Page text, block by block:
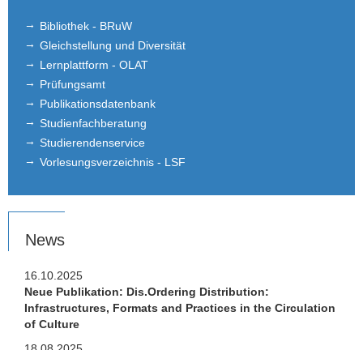
Bibliothek - BRuW
Gleichstellung und Diversität
Lernplattform - OLAT
Prüfungsamt
Publikationsdatenbank
Studienfachberatung
Studierendenservice
Vorlesungsverzeichnis - LSF
News
16.10.2025
Neue Publikation: Dis.Ordering Distribution:
Infrastructures, Formats and Practices in the Circulation
of Culture